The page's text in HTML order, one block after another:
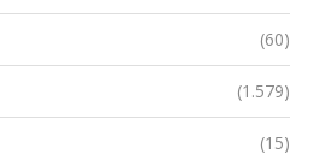
(60)
(1.579)
(15)